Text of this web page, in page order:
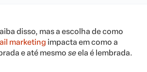
disso, mas a escolha de como
marketing impacta em como a
e até mesmo seela é lembrada.